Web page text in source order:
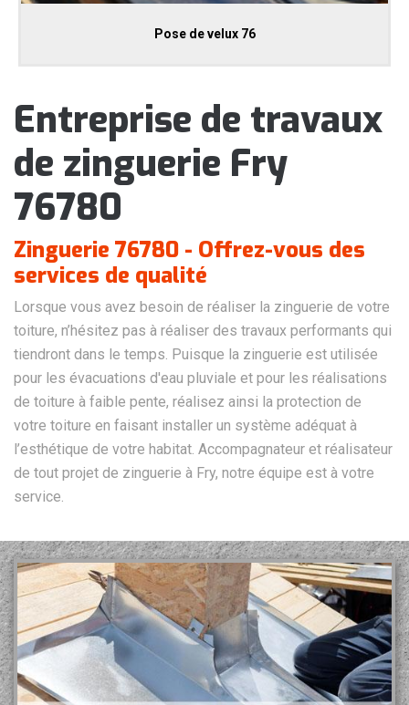
Pose de velux 76
Entreprise de travaux
de zinguerie Fry
76780
Zinguerie 76780 - Offrez-vous des
services de qualité
Lorsque vous avez besoin de réaliser la zinguerie de votre
toiture, n’hésitez pas à réaliser des travaux performants qui
tiendront dans le temps. Puisque la zinguerie est utilisée
pour les évacuations d'eau pluviale et pour les réalisations
de toiture à faible pente, réalisez ainsi la protection de
votre toiture en faisant installer un système adéquat à
l’esthétique de votre habitat. Accompagnateur et réalisateur
de tout projet de zinguerie à Fry, notre équipe est à votre
service.